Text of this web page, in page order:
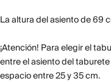
La altura del asiento de 69
¡Atención! Para elegir el
entre el asiento del
espacio entre 25 y 35 cm.